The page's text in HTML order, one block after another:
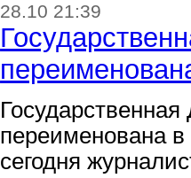
28.10 21:39
переименована
сегодня